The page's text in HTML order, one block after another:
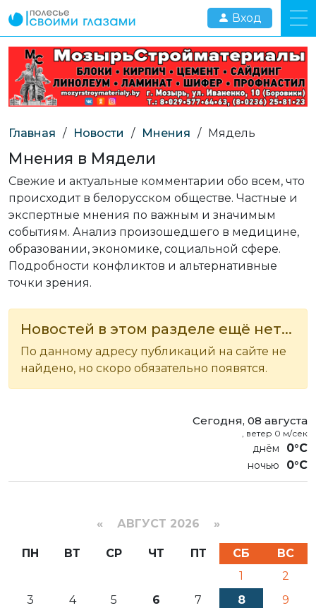
Вход
Главная / Новости / Мнения / Мядель
Мнения в Мядели
Свежие и актуальные комментарии обо всем, что
происходит в белорусском обществе. Частные и
экспертные мнения по важным и значимым
событиям. Анализ произошедшего в медицине,
образовании, экономике, социальной сфере.
Подробности конфликтов и альтернативные
точки зрения.
Новостей в этом разделе ещё нет...
По данному адресу публикаций на сайте не
найдено, но скоро обязательно появятся.
Сегодня, 08 августа
, ветер 0 м/сек
0°C
0°C
« АВГУСТ 2026 »
ПН ВТ СР ЧТ ПТ СБ
ВС
1
2
3
4 5 6 7 8
9